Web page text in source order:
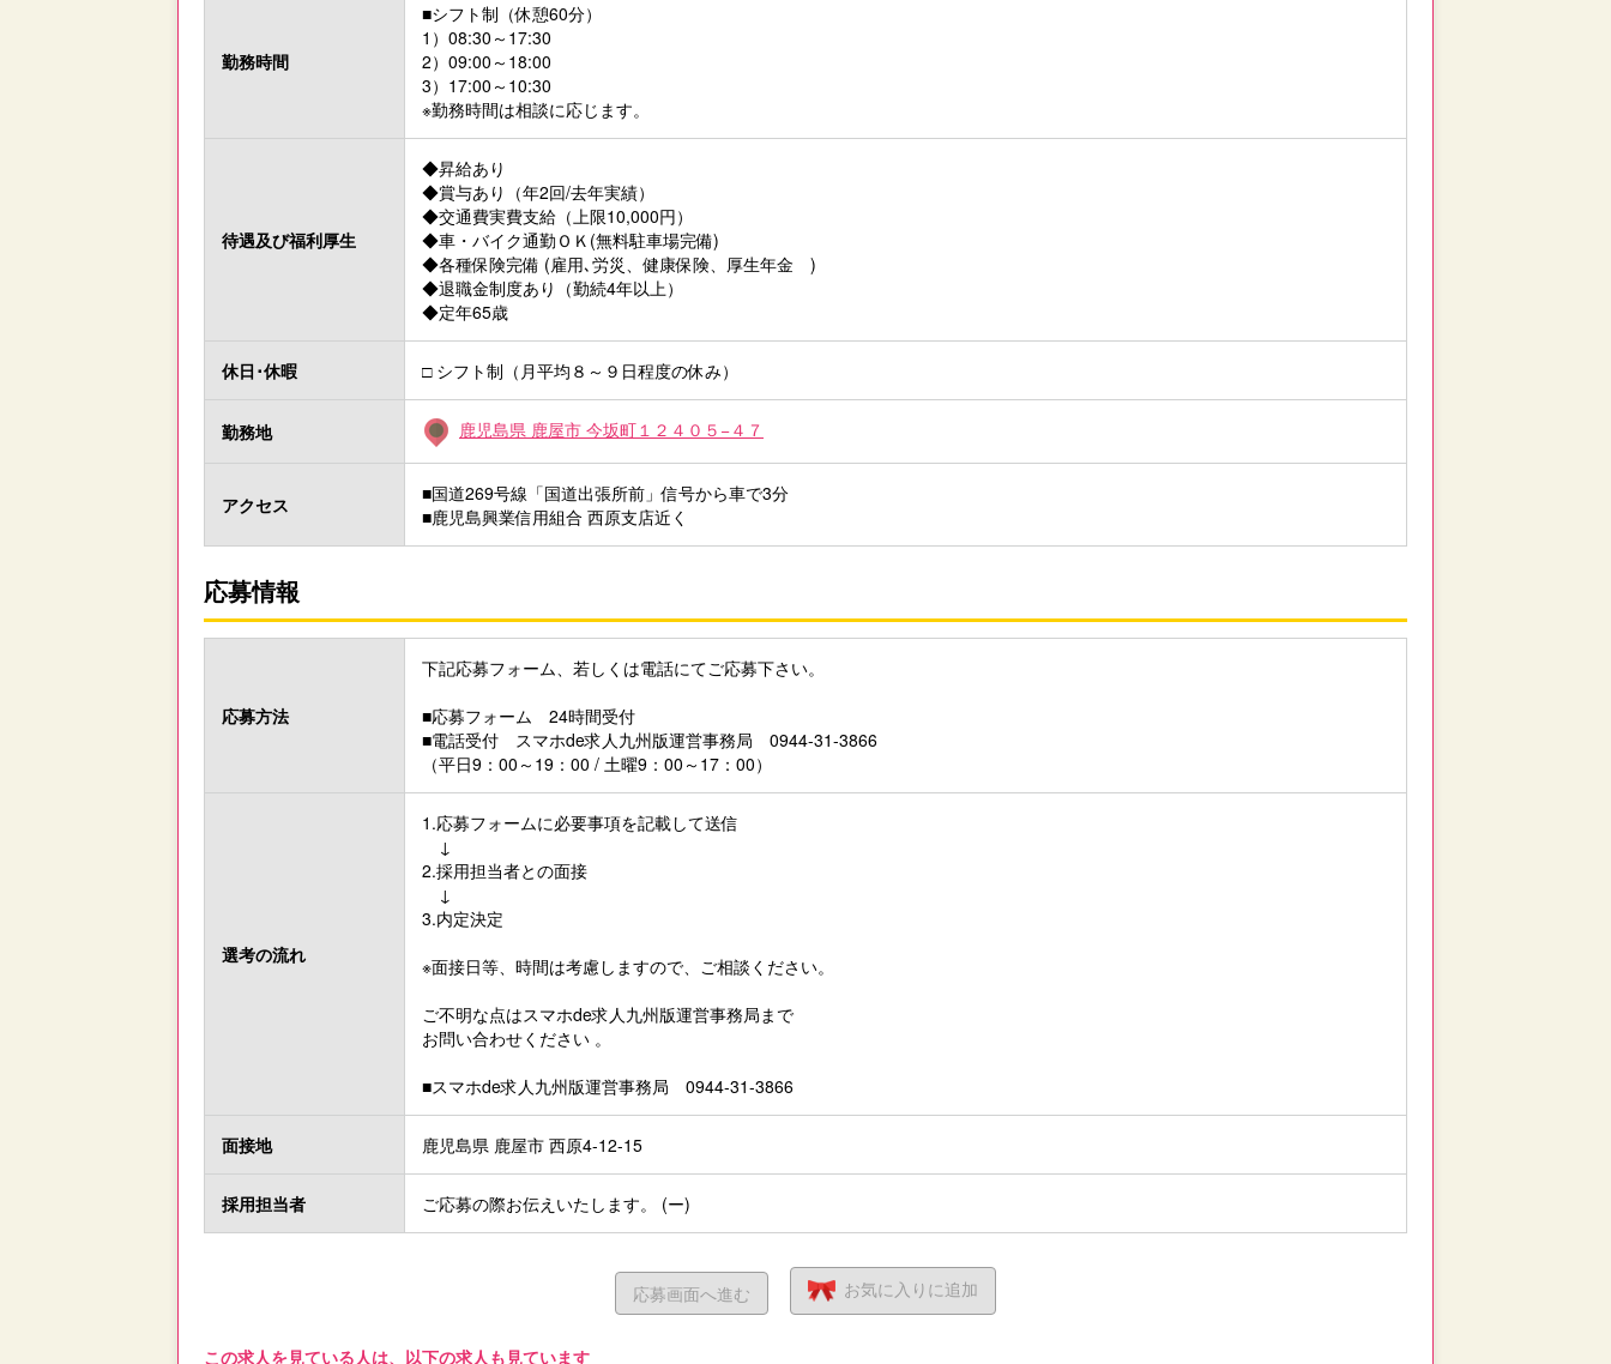
勤務時間
■シフト制（休憩60分）
1）08:30～17:30
2）09:00～18:00
3）17:00～10:30
※勤務時間は相談に応じます。
待遇及び福利厚生
◆昇給あり
◆賞与あり（年2回/去年実績）
◆交通費実費支給（上限10,000円）
◆車・バイク通勤ＯＫ(無料駐車場完備)
◆各種保険完備 (雇用､労災、健康保険、厚生年金 )
◆退職金制度あり（勤続4年以上）
◆定年65歳
休日･休暇 □ シフト制（月平均８～９日程度の休み）
勤務地 鹿児島県 鹿屋市 今坂町１２４０５−４７
アクセス
■国道269号線「国道出張所前」信号から車で3分
■鹿児島興業信用組合 西原支店近く
応募情報
応募方法
下記応募フォーム、若しくは電話にてご応募下さい。
■応募フォーム 24時間受付
■電話受付 スマホde求人九州版運営事務局 0944-31-3866
（平日9：00～19：00 / 土曜9：00～17：00）
選考の流れ
1.応募フォームに必要事項を記載して送信
↓
2.採用担当者との面接
↓
3.内定決定
※面接日等、時間は考慮しますので、ご相談ください。
ご不明な点はスマホde求人九州版運営事務局まで
お問い合わせください 。
■スマホde求人九州版運営事務局 0944-31-3866
面接地 鹿児島県 鹿屋市 西原4-12-15
採用担当者 ご応募の際お伝えいたします。 (ー)
応募画面へ進む お気に入り に追加
この求人を見ている人は、以下の求人も見ています